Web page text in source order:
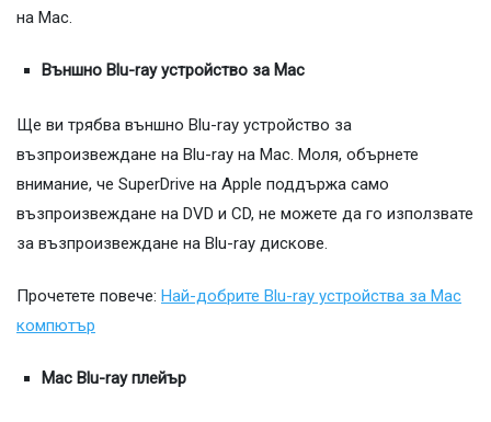
на Mac.
Външно Blu-ray устройство за Mac
Ще ви трябва външно Blu-ray устройство за
възпроизвеждане на Blu-ray на Mac. Моля, обърнете
внимание, че SuperDrive на Apple поддържа само
възпроизвеждане на DVD и CD, не можете да го използвате
за възпроизвеждане на Blu-ray дискове.
Прочетете повече: Най-добрите Blu-ray устройства за Mac
компютър
Mac Blu-ray плейър